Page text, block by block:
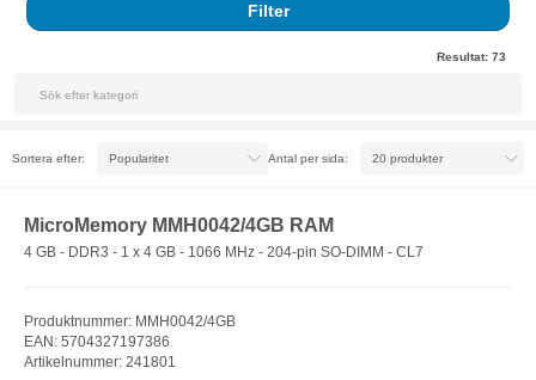
Filter
Resultat: 73
Sortera efter: Antal per sida:
MicroMemory MMH0042/4GB RAM
4 GB - DDR3 - 1 x 4 GB - 1066 MHz - 204-pin SO-DIMM - CL7
Produktnummer: MMH0042/4GB
EAN: 5704327197386
Artikelnummer: 241801